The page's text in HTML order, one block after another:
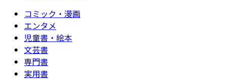
コミック・漫画
エンタメ
児童書・絵本
文芸書
専門書
実用書